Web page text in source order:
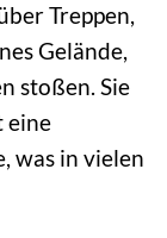
Treppen,
Gelände,
stoßen. Sie
eine
was in vielen